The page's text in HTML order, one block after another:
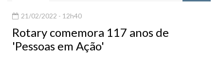
21/02/2022 - 12h40
Rotary comemora 117 anos de
'Pessoas em Ação'